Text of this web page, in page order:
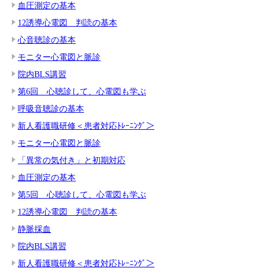
血圧測定の基本
12誘導心電図 判読の基本
心音聴診の基本
モニター心電図と脈診
院内BLS講習
第6回 心聴診して、心電図も学ぶ
呼吸音聴診の基本
新人看護職研修＜患者対応ﾄﾚｰﾆﾝｸﾞ＞
モニター心電図と脈診
「異常の気付き」と初期対応
血圧測定の基本
第5回 心聴診して、心電図も学ぶ
12誘導心電図 判読の基本
静脈採血
院内BLS講習
新人看護職研修＜患者対応ﾄﾚｰﾆﾝｸﾞ＞